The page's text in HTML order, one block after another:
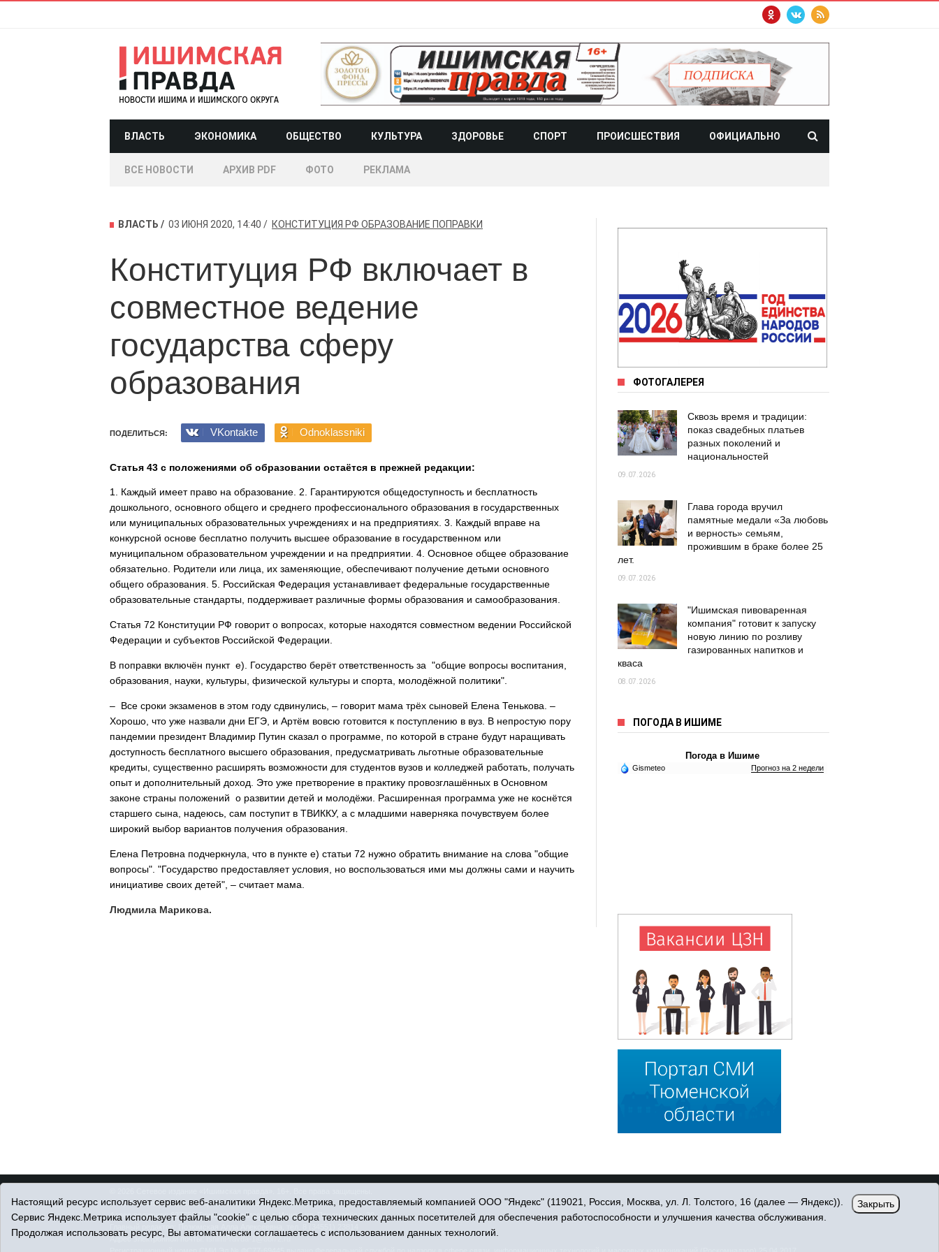
ВЛАСТЬ ЭКОНОМИКА ОБЩЕСТВО КУЛЬТУРА ЗДОРОВЬЕ СПОРТ ПРОИСШЕСТВИЯ ОФИЦИАЛЬНО
ВСЕ НОВОСТИ АРХИВ PDF ФОТО РЕКЛАМА
ВЛАСТЬ 03 ИЮНЯ 2020, 14:40 КОНСТИТУЦИЯ РФ ОБРАЗОВАНИЕ ПОПРАВКИ
Конституция РФ включает в
совместное ведение
государства сферу
образования
ПОДЕЛИТЬСЯ: VKontakte Odnoklassniki
Статья 43 с положениями об образовании остаётся в прежней редакции:
1. Каждый имеет право на образование. 2. Гарантируются общедоступность и бесплатность
дошкольного, основного общего и среднего профессионального образования в государственных
или муниципальных образовательных учреждениях и на предприятиях. 3. Каждый вправе на
конкурсной основе бесплатно получить высшее образование в государственном или
муниципальном образовательном учреждении и на предприятии. 4. Основное общее образование
обязательно. Родители или лица, их заменяющие, обеспечивают получение детьми основного
общего образования. 5. Российская Федерация устанавливает федеральные государственные
образовательные стандарты, поддерживает различные формы образования и самообразования.
Статья 72 Конституции РФ говорит о вопросах, которые находятся совместном ведении Российской
Федерации и субъектов Российской Федерации.
В поправки включён пункт е). Государство берёт ответственность за "общие вопросы воспитания,
образования, науки, культуры, физической культуры и спорта, молодёжной политики".
– Все сроки экзаменов в этом году сдвинулись, – говорит мама трёх сыновей Елена Тенькова. –
Хорошо, что уже назвали дни ЕГЭ, и Артём вовсю готовится к поступлению в вуз. В непростую пору
пандемии президент Владимир Путин сказал о программе, по которой в стране будут наращивать
доступность бесплатного высшего образования, предусматривать льготные образовательные
кредиты, существенно расширять возможности для студентов вузов и колледжей работать, получать
опыт и дополнительный доход. Это уже претворение в практику провозглашённых в Основном
законе страны положений о развитии детей и молодёжи. Расширенная программа уже не коснётся
старшего сына, надеюсь, сам поступит в ТВИККУ, а с младшими наверняка почувствуем более
широкий выбор вариантов получения образования.
Елена Петровна подчеркнула, что в пункте е) статьи 72 нужно обратить внимание на слова "общие
вопросы". "Государство предоставляет условия, но воспользоваться ими мы должны сами и научить
инициативе своих детей", – считает мама.
Людмила Марикова.
ФОТОГАЛЕРЕЯ
Сквозь время и традиции:
показ свадебных платьев
разных поколений и
национальностей
09.07.2026
Глава города вручил
памятные медали «За любовь
и верность» семьям,
прожившим в браке более 25
лет.
09.07.2026
"Ишимская пивоваренная
компания" готовит к запуску
новую линию по розливу
газированных напитков и
кваса
08.07.2026
ПОГОДА В ИШИМЕ
Погода в Ишиме
Gismeteo Прогноз на 2 недели
© При использовании материалов ссылка обязательна.
Адрес редакции: 627750 Тюменская область, г. Ишим, ул. Пономарёва, 39.
Адрес электронной почты:IshimPravda-1@obl72.ru
Настоящий ресурс использует сервис веб-аналитики Яндекс.Метрика, предоставляемый компанией ООО "Яндекс" (119021, Россия, Москва, ул. Л. Толстого, 16 (далее — Яндекс)).
Сервис Яндекс.Метрика использует файлы "cookie" с целью сбора технических данных посетителей для обеспечения работоспособности и улучшения качества обслуживания.
Продолжая использовать ресурс, Вы автоматически соглашаетесь с использованием данных технологий.
Закрыть